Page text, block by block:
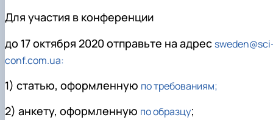
Для участия в конференции
до 17 октября 2020 отправьте на адрес
conf.com.ua:
1) статью, оформленную по требованиям;
2) анкету, оформленную по образцу;